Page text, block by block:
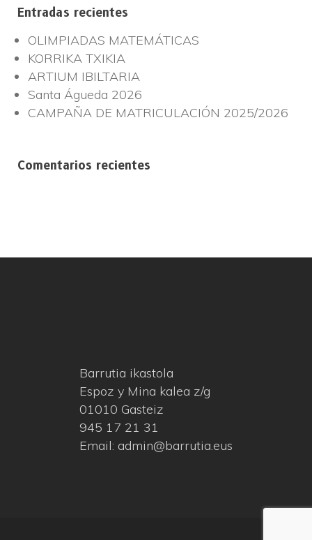
Entradas recientes
OLIMPIADAS MATEMÁTICAS
KORRIKA TXIKIA
ARTIUM IBILTARIA
Santa Águeda 2026
CAMPAÑA DE MATRICULACIÓN 2025/2026
Comentarios recientes
Barrutia ikastola
Espoz y Mina kalea z/g
01010 Gasteiz
945 17 21 31
Email: admin@barrutia.eus